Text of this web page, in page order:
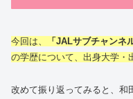
今回は、 「JALサブチャンネ
の学歴について、出身大学・
改めて振り返ってみると、和